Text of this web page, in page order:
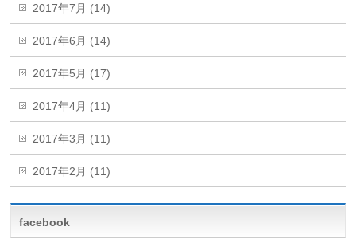
2017年7月 (14)
2017年6月 (14)
2017年5月 (17)
2017年4月 (11)
2017年3月 (11)
2017年2月 (11)
facebook